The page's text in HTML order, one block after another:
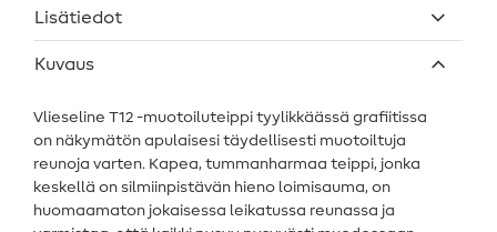
Lisätiedot
Kuvaus
Vlieseline T12 -muotoiluteippi tyylikkäässä grafiitissa
on näkymätön apulaisesi täydellisesti muotoiltuja
reunoja varten. Kapea, tummanharmaa teippi, jonka
keskellä on silmiinpistävän hieno loimisauma, on
huomaamaton jokaisessa leikatussa reunassa ja